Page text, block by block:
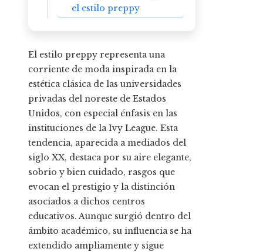
el estilo preppy
El estilo preppy representa una
corriente de moda inspirada en la
estética clásica de las universidades
privadas del noreste de Estados
Unidos, con especial énfasis en las
instituciones de la Ivy League. Esta
tendencia, aparecida a mediados del
siglo XX, destaca por su aire elegante,
sobrio y bien cuidado, rasgos que
evocan el prestigio y la distinción
asociados a dichos centros
educativos. Aunque surgió dentro del
ámbito académico, su influencia se ha
extendido ampliamente y sigue